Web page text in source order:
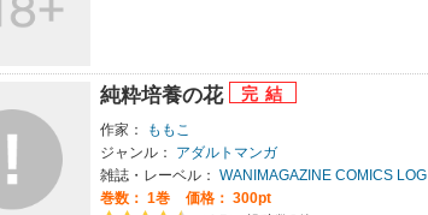
純粋培養の花
作家：
ももこ
ジャンル：
アダルトマンガ
雑誌・レーベル： WANIMAGAZINE COMICS LOG
巻数： 1巻
価格： 300pt